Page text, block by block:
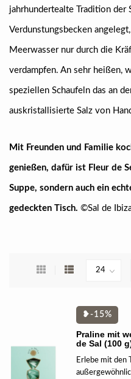
jahrhundertealte Tradition der
Verdunstungsbecken
Meerwasser nur durch die
verdampfen. An sehr heißen,
speziellen Schaufeln das an
auskristallisierte Salz von
Mit Freunden und Familie
genießen, dafür ist Fleur de
Suppe, sondern auch ein
gedeckten Tisch. ©Sal de
❥-15%
Praline mit
de Sal (100
Erlebe mit den